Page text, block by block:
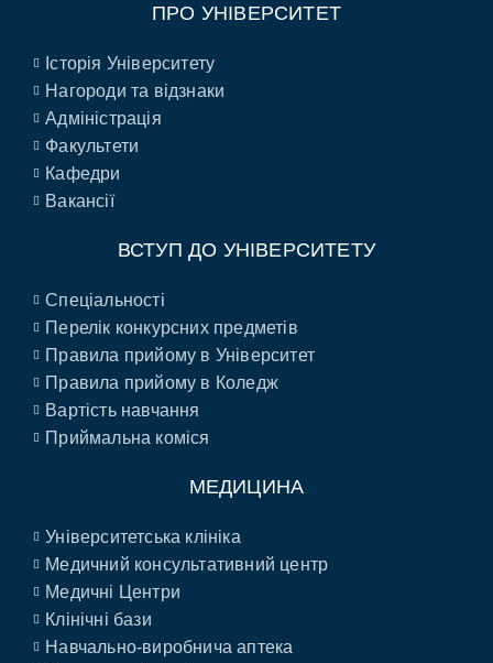
ПРО УНІВЕРСИТЕТ
Історія Університету
Нагороди та відзнаки
Адміністрація
Факультети
Кафедри
Вакансії
ВСТУП ДО УНІВЕРСИТЕТУ
Спеціальності
Перелік конкурсних предметів
Правила прийому в Університет
Правила прийому в Коледж
Вартість навчання
Приймальна коміся
МЕДИЦИНА
Університетська клініка
Медичний консультативний центр
Медичні Центри
Клінічні бази
Навчально-виробнича аптека